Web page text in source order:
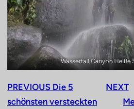
Wasserfall Canyon Heiße
PREVIOUS Die 5
schönsten versteckten
NEXT